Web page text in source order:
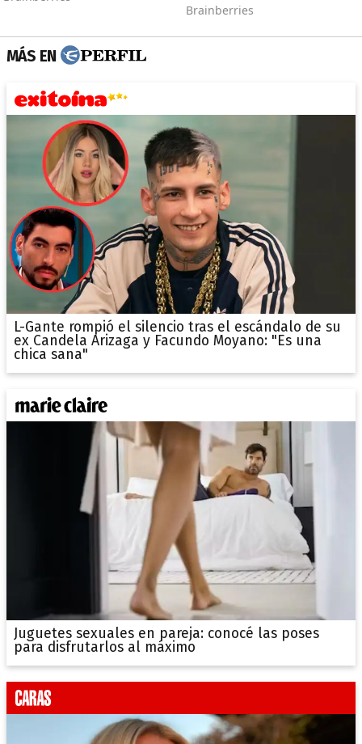
MÁS EN
L-Gante rompió el silencio tras el escándalo de su
ex Candela Arizaga y Facundo Moyano: "Es una
chica sana"
Juguetes sexuales en pareja: conocé las poses
para disfrutarlos al máximo